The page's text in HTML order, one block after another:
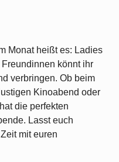
Monat heißt es: Ladies
könnt ihr
verbringen. Ob beim
Kinoabend oder
die perfekten
Lasst euch
mit euren